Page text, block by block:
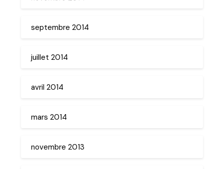
septembre 2014
juillet 2014
avril 2014
mars 2014
novembre 2013